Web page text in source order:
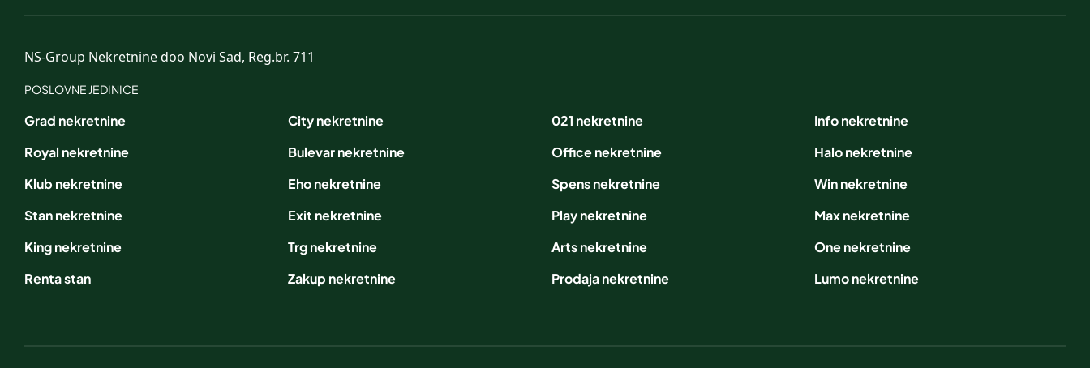
NS-Group Nekretnine doo Novi Sad, Reg.br. 711
POSLOVNE JEDINICE
Grad nekretnine City nekretnine 021 nekretnine
Info nekretnine
Royal nekretnine
Bulevar nekretnine Office nekretnine
Halo nekretnine
Klub nekretnine
Eho nekretnine Spens nekretnine
Win nekretnine
Stan nekretnine
Exit nekretnine Play nekretnine
Max nekretnine
King nekretnine
Trg nekretnine Arts nekretnine
One nekretnine
Renta stan
Zakup nekretnine Prodaja nekretnine Lumo nekretnine